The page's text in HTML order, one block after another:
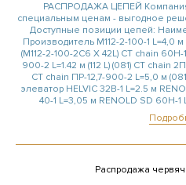
РАСПРОДАЖА ЦЕПЕЙ Компания
специальным ценам - выгодное
Доступные позиции цепей:
Производитель М112-2-100-1 L=4,0 м
(M112-2-100-2C6 X 42L) CT chain
900-2 L=1.42 м (112 L) (081) CT chain
CT chain ПР-12,7-900-2 L=5,0 м
элеватор HELVIC 32B-1 L=2.5 м
40-1 L=3,05 м RENOLD SD 60H-
Распродажа